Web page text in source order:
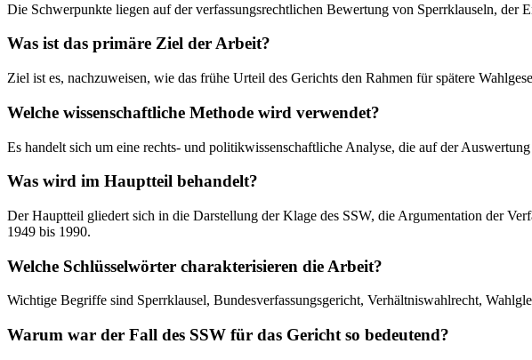
Die Schwerpunkte liegen auf der verfassungsrechtlichen Bewertung von Sperrklauseln,
Was ist das primäre Ziel der Arbeit?
Ziel ist es, nachzuweisen, wie das frühe Urteil des Gerichts den Rahmen für spätere
Welche wissenschaftliche Methode wird verwendet?
Es handelt sich um eine rechts- und politikwissenschaftliche Analyse, die auf der
Was wird im Hauptteil behandelt?
Der Hauptteil gliedert sich in die Darstellung der Klage des SSW, die Argumentation der
1949 bis 1990.
Welche Schlüsselwörter charakterisieren die Arbeit?
Wichtige Begriffe sind Sperrklausel, Bundesverfassungsgericht, Verhältniswahlrecht,
Warum war der Fall des SSW für das Gericht so bedeutend?